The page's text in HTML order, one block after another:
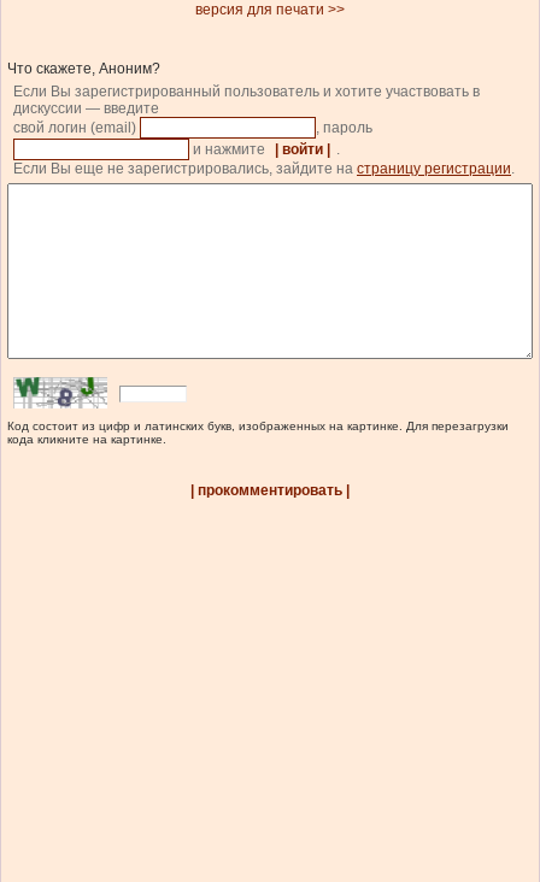
версия для печати >>
Что скажете, Аноним?
Если Вы зарегистрированный пользователь и хотите участвовать в
дискуссии — введите
свой логин (email)
, пароль
и нажмите
| войти |
.
Если Вы еще не зарегистрировались, зайдите на страницу регистрации.
Код состоит из цифр и латинских букв, изображенных на картинке. Для перезагрузки
кода кликните на картинке.
| прокомментировать |